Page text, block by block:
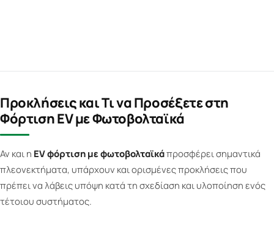
Προκλήσεις και Τι να Προσέξετε στη
Φόρτιση EV με Φωτοβολταϊκά
Αν και η EV φόρτιση με φωτοβολταϊκάπροσφέρει σημαντικά
πλεονεκτήματα, υπάρχουν και ορισμένες προκλήσεις που
πρέπει να λάβεις υπόψη κατά τη σχεδίαση και υλοποίηση ενός
τέτοιου συστήματος.